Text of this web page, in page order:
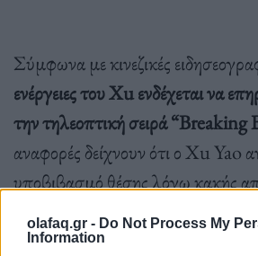
olafaq.gr - Do Not Process My
Information
Σύμφωνα με κινεζικές
ενέργειες του Xu ενδέχεται να
την τηλεοπτική σειρά “Breaking
αναφορές δείχνουν ότι ο Xu Yao
υποβιβασμό θέσης λόγω κακής
φέρεται να καταφύγει σε
Ο πειραματισμός του με